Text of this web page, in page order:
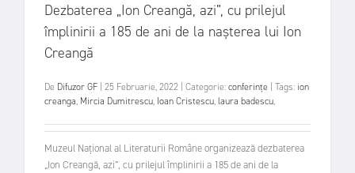
Dezbaterea „Ion Creangă, azi”, cu prilejul
împlinirii a 185 de ani de la nașterea lui Ion
Creangă
De Difuzor GF 25 Februarie, 2022 Categorie:conferințe Tags: ion
creanga, Mircia Dumitrescu, Ioan Cristescu,laura badescu,
Muzeul Național al Literaturii Române organizează dezbaterea
„Ion Creangă, azi”, cu prilejul împlinirii a 185 de ani de la